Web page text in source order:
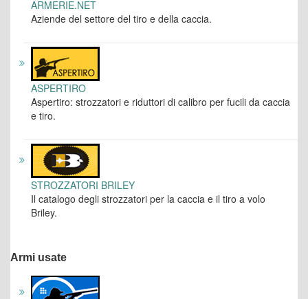
ARMERIE.NET
Aziende del settore del tiro e della caccia.
ASPERTIRO
Aspertiro: strozzatori e riduttori di calibro per fucili da caccia
e tiro.
STROZZATORI BRILEY
Il catalogo degli strozzatori per la caccia e il tiro a volo
Briley.
Armi usate